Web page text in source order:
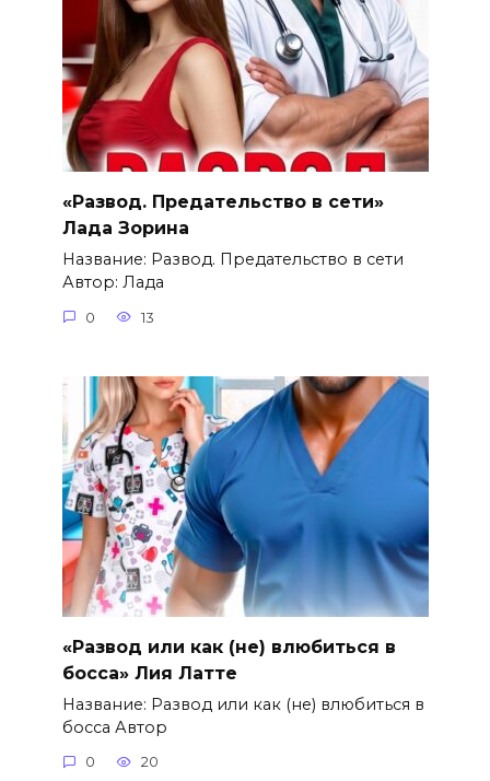
«Развод. Предательство в сети»
Лада Зорина
Название: Развод. Предательство в сети
Автор: Лада
0 13
«Развод или как (не) влюбиться в
босса» Лия Латте
Название: Развод или как (не) влюбиться в
босса Автор
0 20